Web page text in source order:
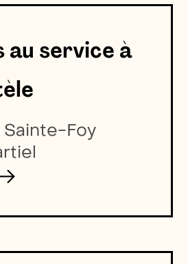
au service à
Sainte-Foy